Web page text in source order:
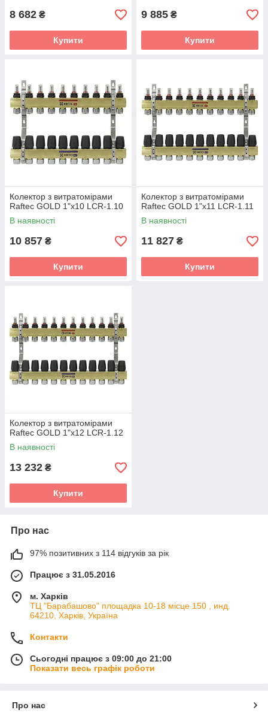
8 682 ₴
Купити
9 885 ₴
Купити
Колектор з витратомірами
Raftec GOLD 1"х10 LCR-1.10
В наявності
10 857 ₴
Купити
Колектор з витратомірами
Raftec GOLD 1"х11 LCR-1.11
В наявності
11 827 ₴
Купити
Колектор з витратомірами
Raftec GOLD 1"х12 LCR-1.12
В наявності
13 232 ₴
Купити
Про нас
97% позитивних з 114 відгуків за рік
Працює з 31.05.2016
м. Харків
ТЦ "Барабашово" площадка 10-18 місце 150 , инд.
64210, Харків, Україна
Контакти
Сьогодні працює з 09:00 до 21:00
Показати весь графік роботи
Про нас